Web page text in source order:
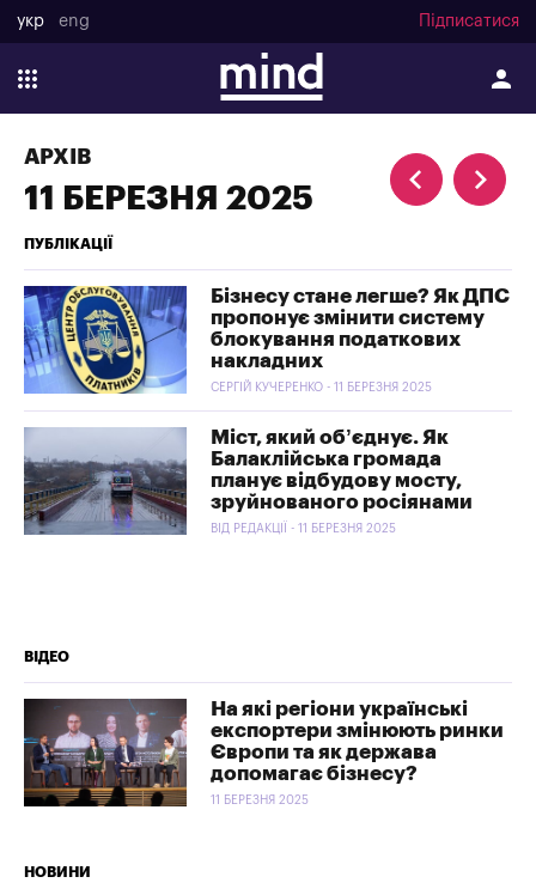
укр eng Підписатися
АРХІВ
11 БЕРЕЗНЯ 2025
ПУБЛІКАЦІЇ
Бізнесу стане легше? Як ДПС
пропонує змінити систему
блокування податкових
накладних
СЕРГІЙ КУЧЕРЕНКО - 11 БЕРЕЗНЯ 2025
Міст, який об’єднує. Як
Балаклійська громада
планує відбудову мосту,
зруйнованого росіянами
ВІД РЕДАКЦІЇ - 11 БЕРЕЗНЯ 2025
ВІДЕО
На які регіони українські
експортери змінюють ринки
Європи та як держава
допомагає бізнесу?
11 БЕРЕЗНЯ 2025
НОВИНИ